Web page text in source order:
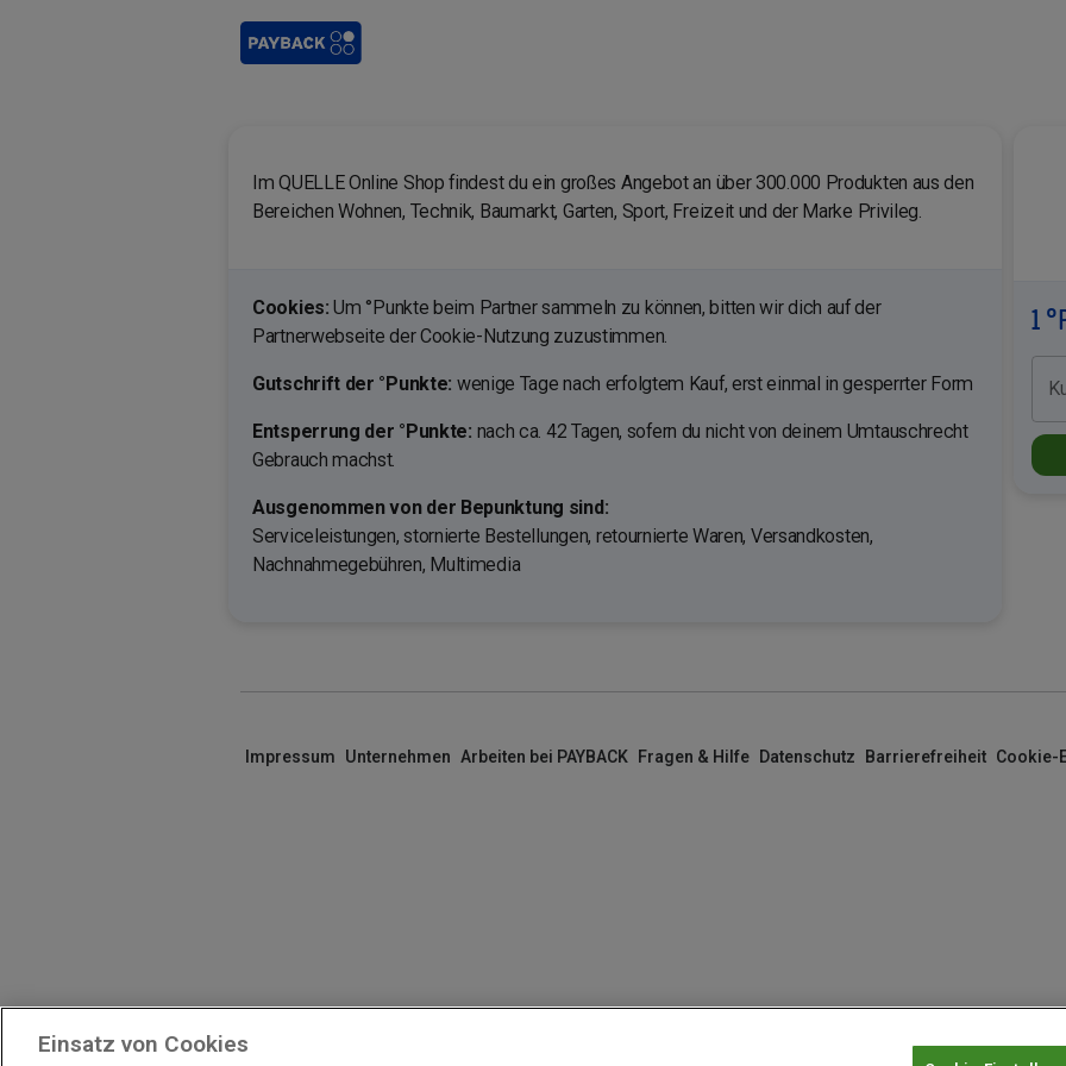
Im QUELLE Online Shop findest du ein großes Angebot an über 300.000 Produkten aus den
Bereichen Wohnen, Technik, Baumarkt, Garten, Sport, Freizeit und der Marke Privileg.
Cookies:Um °Punkte beim Partner sammeln zu können, bitten wir dich auf der
Partnerwebseite der Cookie-Nutzung zuzustimmen.
Gutschrift der °Punkte: wenige Tage nach erfolgtem Kauf, erst einmal in gesperrter Form
Entsperrung der °Punkte: nach ca. 42 Tagen, sofern du nicht von deinem Umtauschrecht
Gebrauch machst.
Ausgenommen von der Bepunktung sind:
Serviceleistungen, stornierte Bestellungen, retournierte Waren, Versandkosten,
Nachnahmegebühren, Multimedia
1
Impressum Unternehmen Arbeiten bei PAYBACK Fragen & Hilfe Datenschutz Barrierefreiheit Cookie-
Einsatz von Cookies